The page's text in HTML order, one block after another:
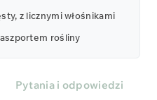
z licznymi włośnikami
rośliny
Pytania i odpowiedzi